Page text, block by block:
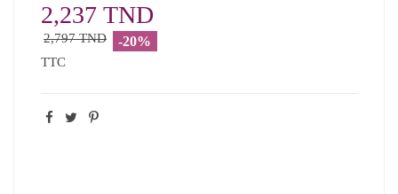
2,237 TND
2,797 TND -20%
TTC